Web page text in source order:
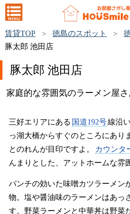
賃貸TOP 徳島のスポット
豚太郎 池田店
豚太郎 池田店
家庭的な雰囲気のラーメン屋さ
三好エリアにある 国道192号線沿
っ湖大橋からすぐのところにあり
とのれんが目印ですよ。
カウンタ
んまりとした、アットホームな雰
パンチの効いた味噌カツラーメン
物。塩や醤油味のラーメンはあっ
す。野菜ラーメンと中華丼は野菜